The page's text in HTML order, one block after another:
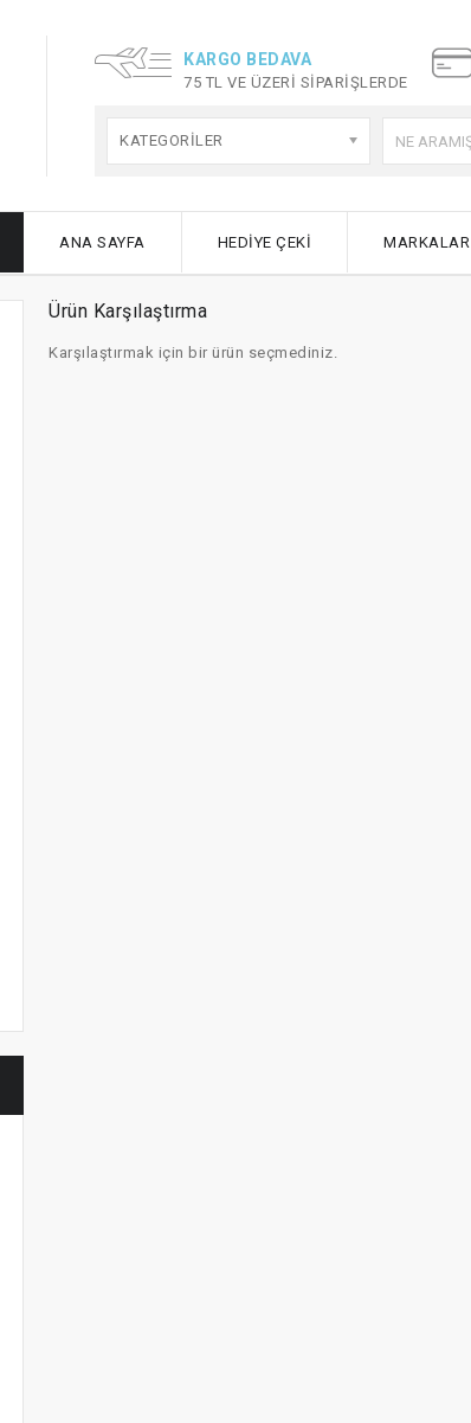
KARGO BEDAVA
75 TL VE ÜZERI SIPARIŞLERDE
KATEGORILER
ANA SAYFA HEDIYE ÇEKI MARKALAR
Ürün Karşılaştırma
Karşılaştırmak için bir ürün seçmediniz.